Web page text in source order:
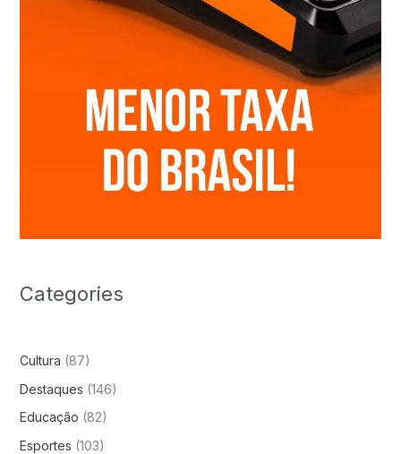
Categories
Cultura (87)
Destaques (146)
Educação (82)
Esportes (103)